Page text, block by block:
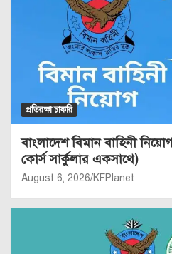
প্রতিরক্ষা চাকরি
বাংলাদেশ বিমান বাহিনী
কোর্স সার্কুলার একসাথে)
August 6, 2026 KFPlanet